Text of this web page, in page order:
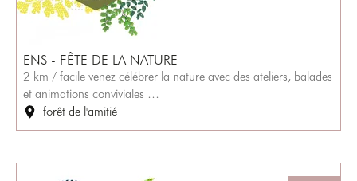
ENS - FÊTE DE LA NATURE
2 km / facile venez célébrer la nature avec des ateliers, balades
et animations conviviales …
forêt de l'amitié